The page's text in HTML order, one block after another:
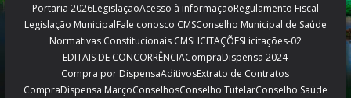
Portaria 2026LegislaçãoAcesso à informaçãoRegulamento Fiscal
Legislação MunicipalFale conosco CMSConselho Municipal de Saúde
Normativas Constitucionais CMSLICITAÇÕESLicitações-02
EDITAIS DE CONCORRÊNCIACompraDispensa 2024
Compra por DispensaAditivosExtrato de Contratos
CompraDispensa MarçoConselhosConselho TutelarConselho Saúde